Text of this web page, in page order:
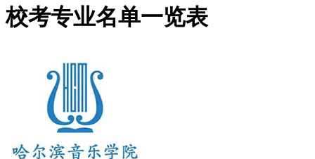
校考专业名单一览表